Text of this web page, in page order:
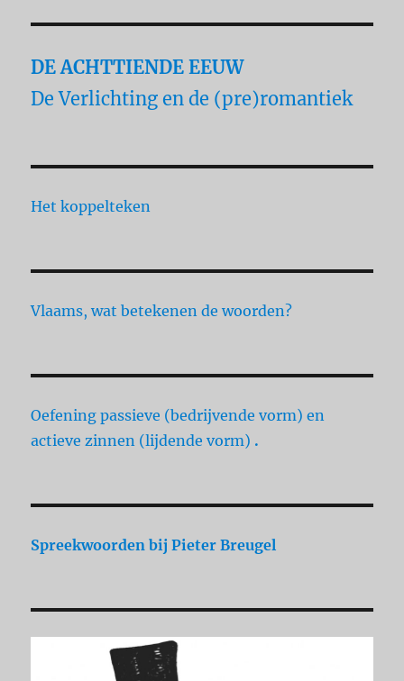
DE ACHTTIENDE EEUW
De Verlichting en de (pre)romantiek
Het koppelteken
Vlaams, wat betekenen de woorden?
Oefening passieve (bedrijvende vorm) en
actieve zinnen (lijdende vorm) .
Spreekwoorden bij Pieter Breugel